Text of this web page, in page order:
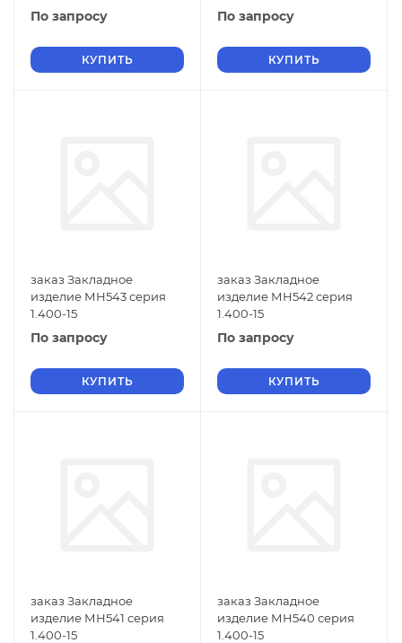
По запросу
КУПИТЬ
По запросу
КУПИТЬ
заказ Закладное
изделие МН543 серия
1.400-15
По запросу
КУПИТЬ
заказ Закладное
изделие МН542 серия
1.400-15
По запросу
КУПИТЬ
заказ Закладное
изделие МН541 серия
1.400-15
заказ Закладное
изделие МН540 серия
1.400-15